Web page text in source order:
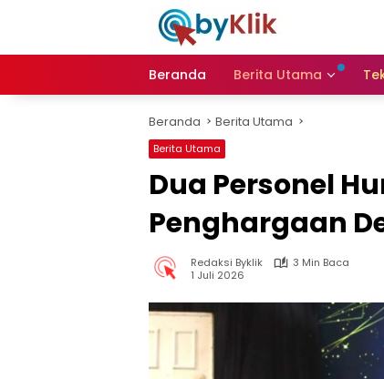
Beranda Berita Utama
Beranda Berita Utama
Berita Utama
Dua Personel
Penghargaan
Redaksi Byklik
3 Min Baca
1 Juli 2026